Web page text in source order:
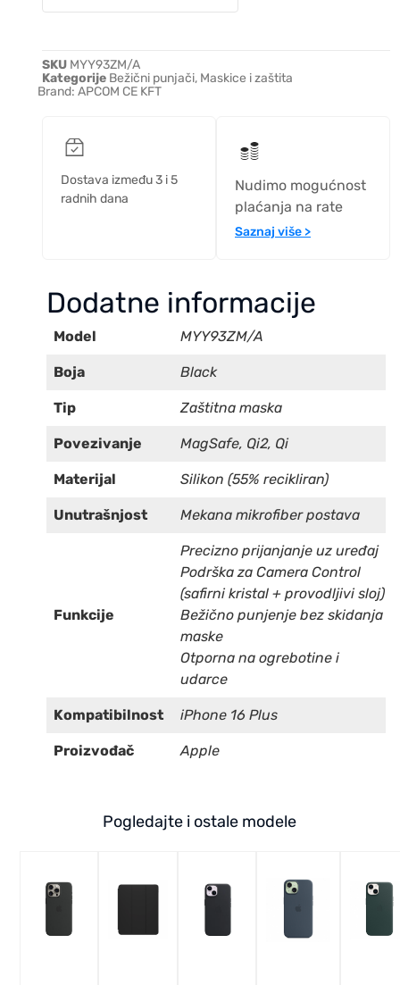
SKU MYY93ZM/A
Kategorije Bežični punjači, Maskice i zaštita
Brand: APCOM CE KFT
Dostava između 3 i 5
radnih dana
Nudimo mogućnost
plaćanja na rate
Saznaj više >
Dodatne informacije
Model MYY93ZM/A
Boja Black
Tip Zaštitna maska
Povezivanje MagSafe, Qi2, Qi
Materijal Silikon (55% recikliran)
Unutrašnjost Mekana mikrofiber postava
Funkcije
Precizno prijanjanje uz uređaj
Podrška za Camera Control
(safirni kristal + provodljivi sloj)
Bežično punjenje bez skidanja
maske
Otporna na ogrebotine i
udarce
Kompatibilnost iPhone 16 Plus
Proizvođač Apple
Pogledajte i ostale modele